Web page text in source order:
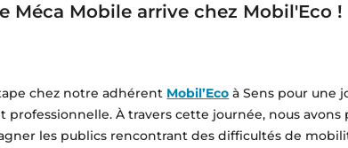
Méca Mobile arrive chez Mobil'Eco !
chez notre adhérent Mobil’Eco à Sens pour une
professionnelle. À travers cette journée, nous
les publics rencontrant des difficultés de